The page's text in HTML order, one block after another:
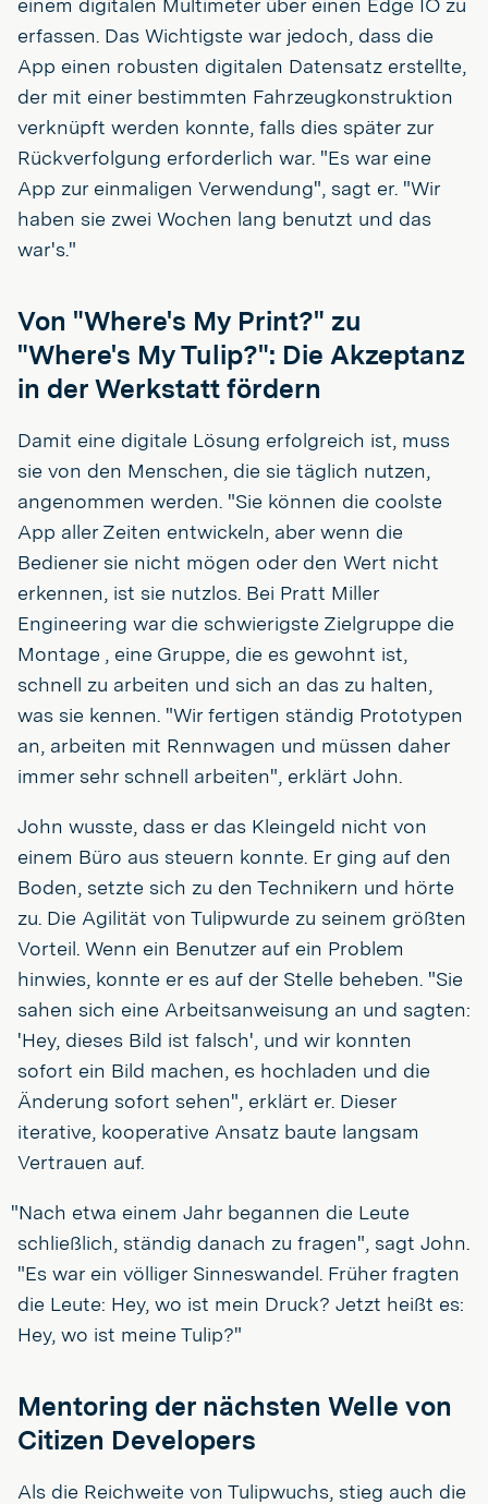
erfassen. Das Wichtigste war jedoch, dass die
App einen robusten digitalen Datensatz erstellte,
der mit einer bestimmten Fahrzeugkonstruktion
verknüpft werden konnte, falls dies später zur
Rückverfolgung erforderlich war. "Es war eine
App zur einmaligen Verwendung", sagt er. "Wir
haben sie zwei Wochen lang benutzt und das
war's."
Von "Where's My Print?" zu
"Where's My Tulip?": Die Akzeptanz
in der Werkstatt fördern
Damit eine digitale Lösung erfolgreich ist, muss
sie von den Menschen, die sie täglich nutzen,
angenommen werden. "Sie können die coolste
App aller Zeiten entwickeln, aber wenn die
Bediener sie nicht mögen oder den Wert nicht
erkennen, ist sie nutzlos. Bei Pratt Miller
Engineering war die schwierigste Zielgruppe die
Montage , eine Gruppe, die es gewohnt ist,
schnell zu arbeiten und sich an das zu halten,
was sie kennen. "Wir fertigen ständig Prototypen
an, arbeiten mit Rennwagen und müssen daher
immer sehr schnell arbeiten", erklärt John.
John wusste, dass er das Kleingeld nicht von
einem Büro aus steuern konnte. Er ging auf den
Boden, setzte sich zu den Technikern und hörte
zu. Die Agilität von Tulipwurde zu seinem größten
Vorteil. Wenn ein Benutzer auf ein Problem
hinwies, konnte er es auf der Stelle beheben. "Sie
sahen sich eine Arbeitsanweisung an und sagten:
'Hey, dieses Bild ist falsch', und wir konnten
sofort ein Bild machen, es hochladen und die
Änderung sofort sehen", erklärt er. Dieser
iterative, kooperative Ansatz baute langsam
Vertrauen auf.
"Nach etwa einem Jahr begannen die Leute
schließlich, ständig danach zu fragen", sagt John.
"Es war ein völliger Sinneswandel. Früher fragten
die Leute: Hey, wo ist mein Druck? Jetzt heißt es:
Hey, wo ist meine Tulip?"
Mentoring der nächsten Welle von
Citizen Developers
Als die Reichweite von Tulipwuchs, stieg auch die